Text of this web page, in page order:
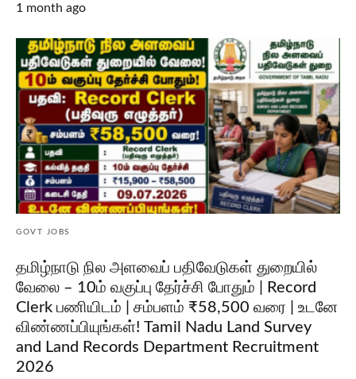
1 month ago
GOVT JOBS
தமிழ்நாடு நில அளவைப் பதிவேடுகள் துறையில்
வேலை – 10ம் வகுப்பு தேர்ச்சி போதும் | Record
Clerk பணியிடம் | சம்பளம் ₹58,500 வரை | உடனே
விண்ணப்பியுங்கள்! Tamil Nadu Land Survey
and Land Records Department Recruitment
2026